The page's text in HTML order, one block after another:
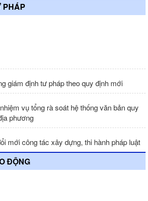
PHÁP
giám định tư pháp theo quy định mới
vụ tổng rà soát hệ thống văn bản quy
phương
mới công tác xây dựng, thi hành pháp luật
ĐỘNG